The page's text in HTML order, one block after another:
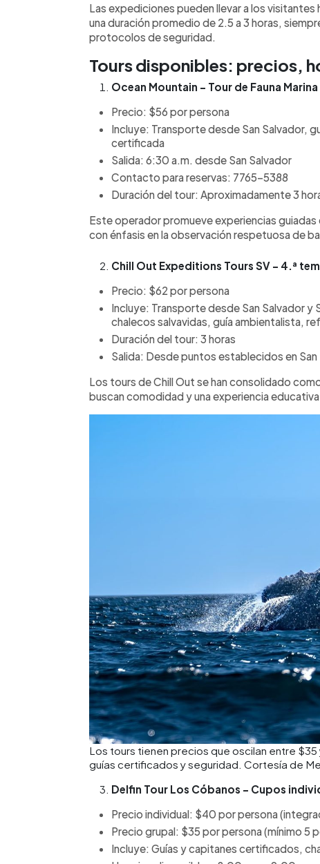
Las expediciones pueden llevar a los
una duración promedio de 2.5 a 3 horas,
protocolos de seguridad.
Tours disponibles: precios,
Ocean Mountain – Tour de Fauna Marina
Precio: $56 por persona
Incluye: Transporte desde San Salvador,
certificada
Salida: 6:30 a.m. desde San Salvador
Contacto para reservas: 7765-5388
Duración del tour: Aproximadamente 3
Este operador promueve experiencias guiadas
con énfasis en la observación respetuosa de
Chill Out Expeditions Tours SV – 4.ª
Precio: $62 por persona
Incluye: Transporte desde San Salvador y
chalecos salvavidas, guía ambientalista,
Duración del tour: 3 horas
Salida: Desde puntos establecidos en San
Los tours de Chill Out se han consolidado
buscan comodidad y una experiencia educativa
Los tours tienen precios que oscilan entre
guías certificados y seguridad. Cortesía de
Delfin Tour Los Cóbanos – Cupos
Precio individual: $40 por persona
Precio grupal: $35 por persona (mínimo 5
Incluye: Guías y capitanes certificados,